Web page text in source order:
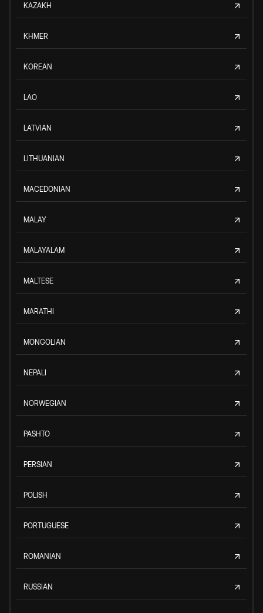
KAZAKH
KHMER
KOREAN
LAO
LATVIAN
LITHUANIAN
MACEDONIAN
MALAY
MALAYALAM
MALTESE
MARATHI
MONGOLIAN
NEPALI
NORWEGIAN
PASHTO
PERSIAN
POLISH
PORTUGUESE
ROMANIAN
RUSSIAN